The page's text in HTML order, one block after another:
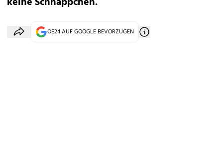
OE24 AUF GOOGLE BEVORZUGEN